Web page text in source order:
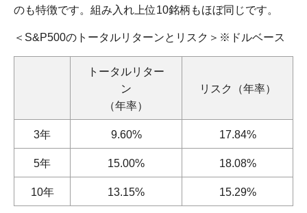
のも特徴です。組み入れ上位10銘柄もほぼ同じです。
＜S&P500のトータルリターンとリスク＞※ドルベース
トータルリター
ン
（年率）
リスク（年率）
3年 9.60% 17.84%
5年 15.00% 18.08%
10年 13.15% 15.29%